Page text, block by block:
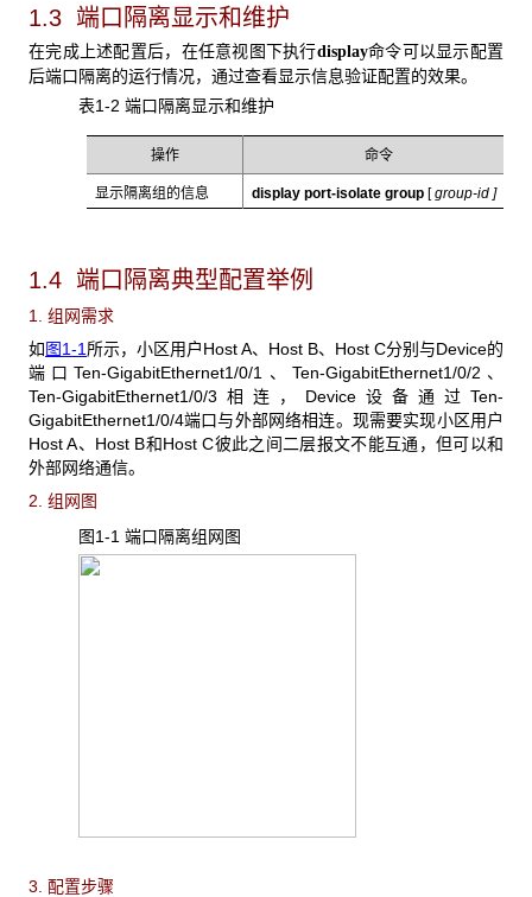
1.3 端口隔离显示和维护
在完成上述配置后，在任意视图下执行display命令可以显示配置
后端口隔离的运行情况，通过查看显示信息验证配置的效果。
表1-2 端口隔离显示和维护
操作 命令
显示隔离组的信息 display port-isolate group[group-id ]
1.4 端口隔离典型配置举例
1. 组网需求
如图1-1 所示，小区用户Host A、Host B、Host C分别与Device的
端口Ten-GigabitEthernet1/0/1、Ten-GigabitEthernet1/0/2、
Ten-GigabitEthernet1/0/3相连，Device设备通过Ten-
GigabitEthernet1/0/4端口与外部网络相连。现需要实现小区用户
Host A、Host B和Host C彼此之间二层报文不能互通，但可以和
外部网络通信。
2. 组网图
图1-1 端口隔离组网图
3. 配置步骤